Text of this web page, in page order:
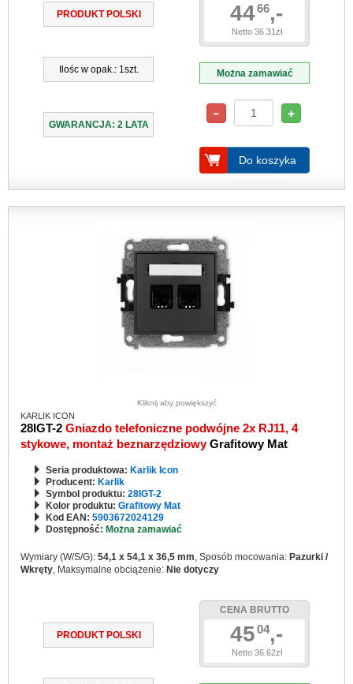
PRODUKT POLSKI
Ilośc w opak.: 1szt.
GWARANCJA: 2 LATA
4466,-
Netto 36.31zł
Można zamawiać
Do koszyka
Kliknij aby powiększyć
KARLIK ICON
28IGT-2 Gniazdo telefoniczne podwójne 2x RJ11, 4
stykowe, montaż beznarzędziowyGrafitowy Mat
Seria produktowa: Karlik Icon
Producent: Karlik
Symbol produktu: 28IGT-2
Kolor produktu: Grafitowy Mat
Kod EAN: 5903672024129
Dostępność: Można zamawiać
Wymiary (W/S/G): 54,1 x 54,1 x 36,5 mm, Sposób mocowania: Pazurki /
Wkręty, Maksymalne obciążenie: Nie dotyczy
PRODUKT POLSKI
CENA BRUTTO
4504,-
Netto 36.62zł